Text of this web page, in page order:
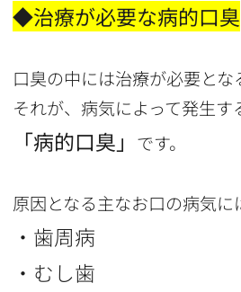
◆治療が必要な病的口臭
口臭の中には治療が必要とな
それが、病気によって発生す
「病的口臭」 です。
原因となる主なお口の病気に
・歯周病
・むし歯